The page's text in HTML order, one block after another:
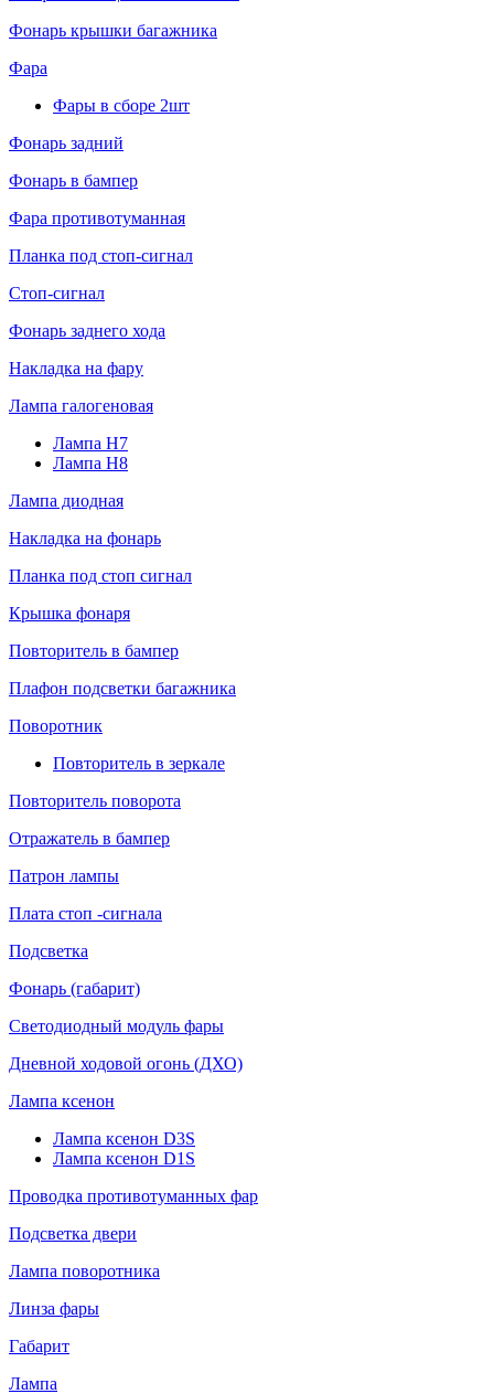
Фонарь крышки багажника
Фара
Фары в сборе 2шт
Фонарь задний
Фонарь в бампер
Фара противотуманная
Планка под стоп-сигнал
Стоп-сигнал
Фонарь заднего хода
Накладка на фару
Лампа галогеновая
Лампа H7
Лампа H8
Лампа диодная
Накладка на фонарь
Планка под стоп сигнал
Крышка фонаря
Повторитель в бампер
Плафон подсветки багажника
Поворотник
Повторитель в зеркале
Повторитель поворота
Отражатель в бампер
Патрон лампы
Плата стоп -сигнала
Подсветка
Фонарь (габарит)
Светодиодный модуль фары
Дневной ходовой огонь (ДХО)
Лампа ксенон
Лампа ксенон D3S
Лампа ксенон D1S
Проводка противотуманных фар
Подсветка двери
Лампа поворотника
Линза фары
Габарит
Лампа